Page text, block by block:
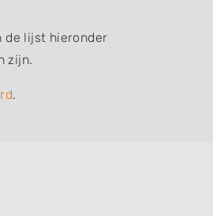
de lijst hieronder
zijn.
.